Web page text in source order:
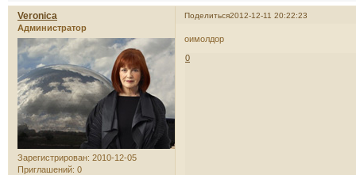
Поделиться2012-12-11 20:22:23
Veronica
Администратор
Зарегистрирован: 2010-12-05
Приглашений: 0
оимолдор
0